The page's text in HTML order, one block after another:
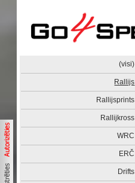
(visi)
Rallijs
Rallijsprints
Rallijkross
WRC
ERČ
Drifts